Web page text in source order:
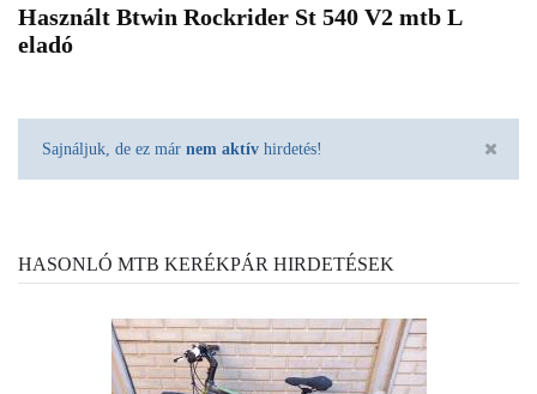
Használt Btwin Rockrider St 540 V2 mtb L
eladó
Sajnáljuk, de ez már nem aktív hirdetés!
HASONLÓ MTB KERÉKPÁR HIRDETÉSEK